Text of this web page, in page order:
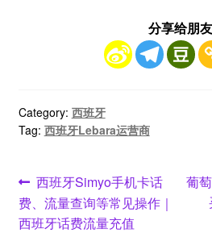
分享给朋友
Category: 西班牙
Tag: 西班牙Lebara运营商
文
章
Previous
post:
西班牙Simyo手机卡话
费、流量查询等常见操作｜
西班牙话费流量充值
Next
葡